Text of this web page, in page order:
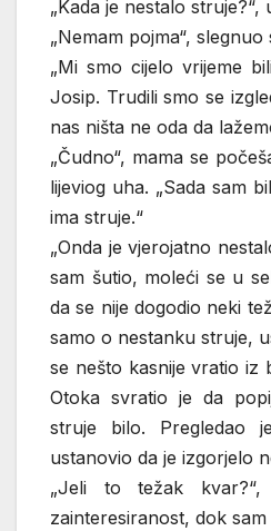
„Kada je nestalo struje?“,
„Nemam pojma“, slegnuo
„Mi smo cijelo vrijeme
Josip. Trudili smo se
nas ništa ne oda da
„Čudno“, mama se
lijeviog uha. „Sada sam
ima struje.“
„Onda je vjerojatno
sam šutio, moleći se u
da se nije dogodio neki
samo o nestanku struje,
se nešto kasnije vratio iz
Otoka svratio je da
struje bilo. Pregledao
ustanovio da je izgorjelo
„Jeli to težak
zainteresiranost, dok